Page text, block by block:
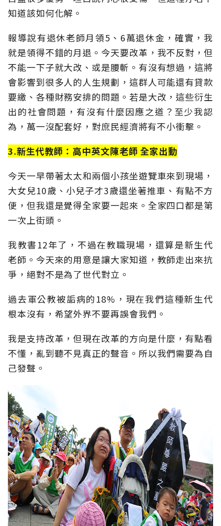
知道該如何化解。
報導說有退休老師月領5、6萬退休金，確實，我
就是領得不錯的月退。今天要改革，我不反對，但
不能一下子就大改、或是腰斬。有沒有想過，這將
會影響到很多人的人生規劃，這群人可能還有貸款
要繳、各種財務安排的問題。若是大改，這些衍生
出的社會問題，有沒有什麼因應之道？至少我認
為，萬一沒配套好，對庶民經濟將有不小衝擊。
3.新生代教師：高中英文陳老師 全家出動
今天一早帶著太太和兩個小孩坐遊覽車來到現場，
大女兒10歲、小兒子才3歲還坐著推車、有點不方
便，但我還是覺得全家要一起來。全家四口都是第
一次上街頭。
我教書12年了，不過在教職現場，還算是新生代
老師。今天來的用意是讓大家知道，教師走出來抗
爭，絕對不是為了世代對立。
過去軍公教被詬病的18%，現在我們這種新生代
根本沒有，希望外界不要再誤會我們。
我是支持改革，但現在改革的方向是什麼，有點看
不懂，亂到聽不見真正的聲音。所以我們需要為自
己發聲。